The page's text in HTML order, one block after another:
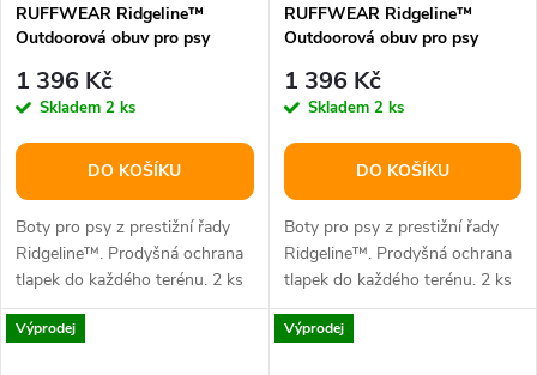
RUFFWEAR Ridgeline™
Outdoorová obuv pro psy
1 396 Kč
Skladem 2 ks
DO KOŠÍKU
Boty pro psy z prestižní řady
Ridgeline™. Prodyšná ochrana
tlapek do každého terénu. 2 ks
v balení. Vhodné na tlapky...
RUFFWEAR Ridgeline™
Outdoorová obuv pro psy
1 396 Kč
Skladem 2 ks
DO KOŠÍKU
Boty pro psy z prestižní řady
Ridgeline™. Prodyšná ochrana
tlapek do každého terénu. 2 ks
v balení. Vhodné na tlapky...
Výprodej Výprodej